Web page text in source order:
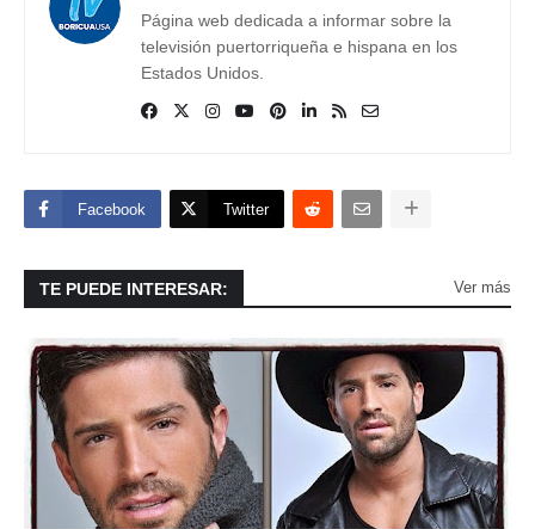
Página web dedicada a informar sobre la
televisión puertorriqueña e hispana en los
Estados Unidos.
Facebook Twitter
TE PUEDE INTERESAR: Ver más